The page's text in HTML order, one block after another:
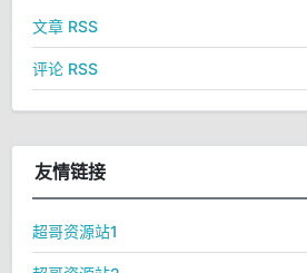
文章 RSS
评论 RSS
友情链接
超哥资源站1